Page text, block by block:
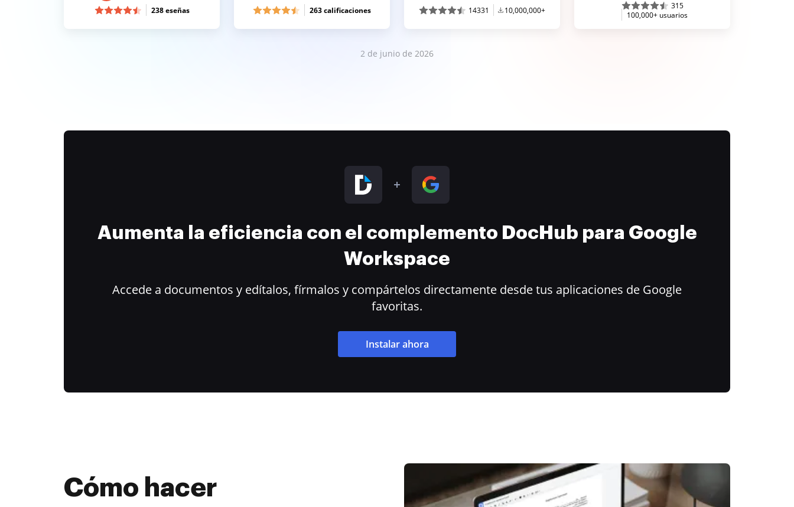
238 eseñas
263 calificaciones
14331 10,000,000+
315
100,000+ usuarios
2 de junio de 2026
Aumenta la eficiencia con el complemento DocHub para Google
Workspace
Accede a documentos y edítalos, fírmalos y compártelos directamente desde tus aplicaciones de Google
favoritas.
Instalar ahora
Cómo hacer